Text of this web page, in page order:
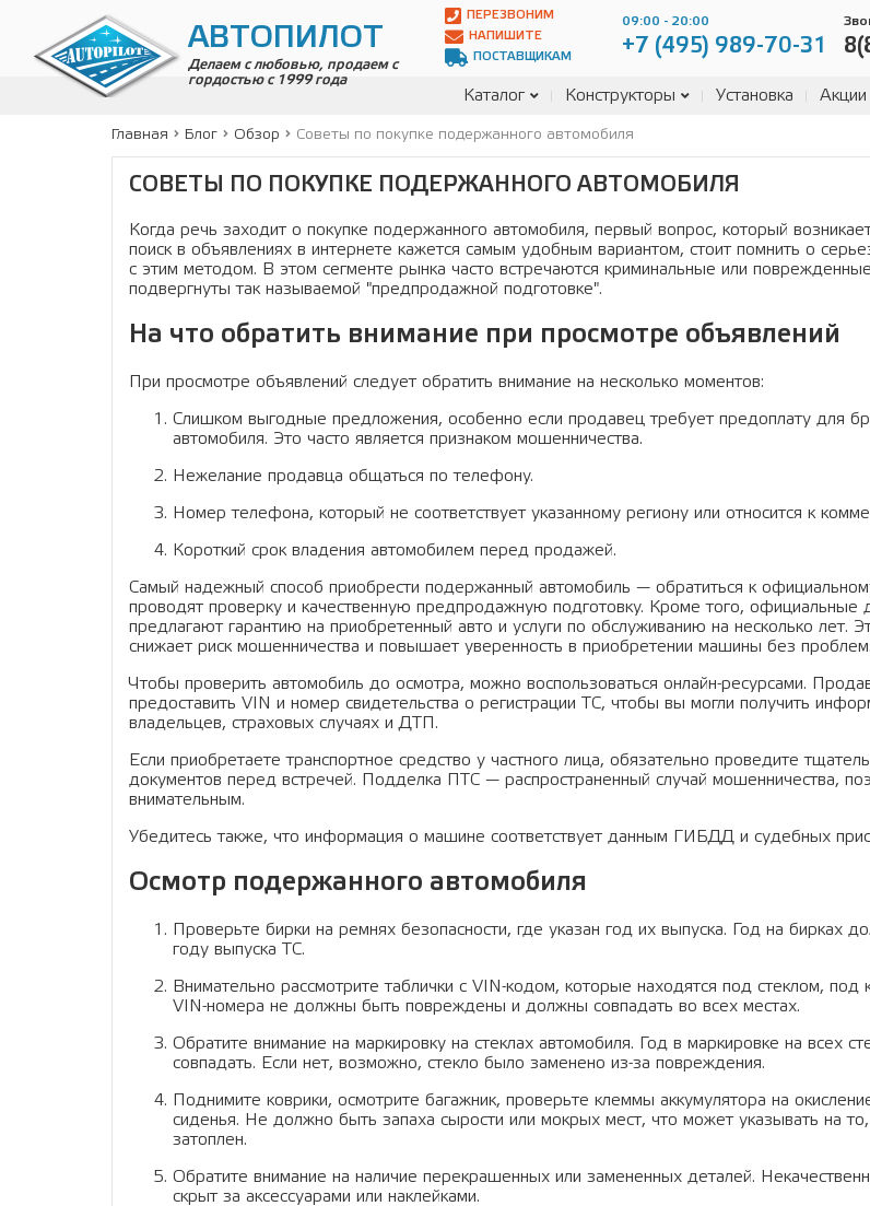
АВТОПИЛОТ
Делаем с любовью, продаем с
гордостью с 1999 года
ПЕРЕЗВОНИМ
НАПИШИТЕ
ПОСТАВЩИКАМ
09:00 - 20:00
+7 (495) 989-70-31
Каталог Конструкторы Установка Акции
Главная Блог Обзор Советы по покупке подержанного автомобиля
СОВЕТЫ ПО ПОКУПКЕ ПОДЕРЖАННОГО АВТОМОБИЛЯ
Когда речь заходит о покупке подержанного автомобиля, первый вопрос, который
поиск в объявлениях в интернете кажется самым удобным вариантом, стоит помнить о
с этим методом. В этом сегменте рынка часто встречаются криминальные или
подвергнуты так называемой "предпродажной подготовке".
На что обратить внимание при просмотре объявлений
При просмотре объявлений следует обратить внимание на несколько моментов:
Слишком выгодные предложения, особенно если продавец требует предоплату для
автомобиля. Это часто является признаком мошенничества.
Нежелание продавца общаться по телефону.
Номер телефона, который не соответствует указанному региону или относится к
Короткий срок владения автомобилем перед продажей.
Самый надежный способ приобрести подержанный автомобиль — обратиться к
проводят проверку и качественную предпродажную подготовку. Кроме того, официальные
предлагают гарантию на приобретенный авто и услуги по обслуживанию на несколько лет.
снижает риск мошенничества и повышает уверенность в приобретении машины без проблем.
Чтобы проверить автомобиль до осмотра, можно воспользоваться онлайн-ресурсами.
предоставить VIN и номер свидетельства о регистрации ТС, чтобы вы могли получить
владельцев, страховых случаях и ДТП.
Если приобретаете транспортное средство у частного лица, обязательно проведите
документов перед встречей. Подделка ПТС — распространенный случай мошенничества,
внимательным.
Убедитесь также, что информация о машине соответствует данным ГИБДД и судебных
Осмотр подержанного автомобиля
Проверьте бирки на ремнях безопасности, где указан год их выпуска. Год на бирках
году выпуска ТС.
Внимательно рассмотрите таблички с VIN-кодом, которые находятся под стеклом, под
VIN-номера не должны быть повреждены и должны совпадать во всех местах.
Обратите внимание на маркировку на стеклах автомобиля. Год в маркировке на всех
совпадать. Если нет, возможно, стекло было заменено из-за повреждения.
Поднимите коврики, осмотрите багажник, проверьте клеммы аккумулятора на
сиденья. Не должно быть запаха сырости или мокрых мест, что может указывать на
затоплен.
Обратите внимание на наличие перекрашенных или замененных деталей.
скрыт за аксессуарами или наклейками.
Адрес:
Чагинская